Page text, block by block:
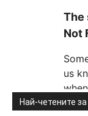
Най-четените